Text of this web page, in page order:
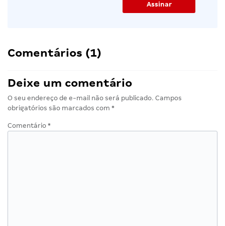
Comentários (1)
Deixe um comentário
O seu endereço de e-mail não será publicado. Campos
obrigatórios são marcados com *
Comentário *